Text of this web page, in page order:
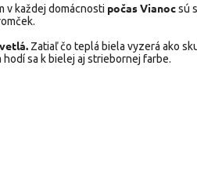
v každej domácnosti počas Vianocsú
Zatiaľ čo teplá biela vyzerá ako
sa k bielej aj striebornej farbe.